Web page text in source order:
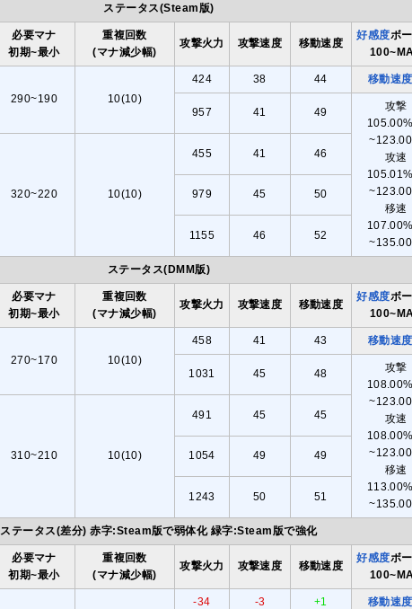
ステータス(Steam版)
必要マナ
初期~最小
重複回数
(マナ減少幅)
攻撃火力 攻撃速度 移動速度
好感度ボ
290~190
10(10)
424 38 44 移動速
957 41 49
攻撃
攻速
移速
320~220 10(10)
455 41 46
979 45 50
1155 46 52
ステータス(DMM版)
必要マナ
初期~最小
重複回数
(マナ減少幅)
攻撃火力 攻撃速度 移動速度
好感度ボ
270~170
10(10)
458 41 43 移動速
1031 45 48
攻撃
攻速
移速
310~210 10(10)
491 45 45
1054 49 49
1243 50 51
ステータス(差分) 赤字:Steam版で弱体化 緑字:Steam版で強化
必要マナ
初期~最小
重複回数
(マナ減少幅)
攻撃火力 攻撃速度 移動速度
好感度ボ
-34 -3 +1 移動速